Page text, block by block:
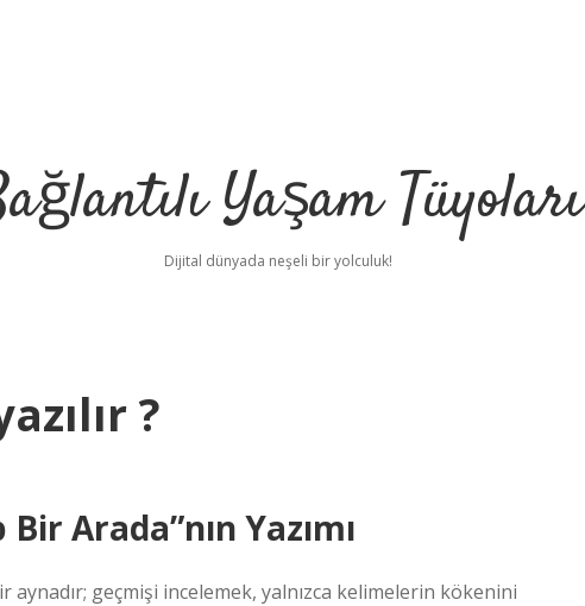
Yaşam Tüyoları
Dijital dünyada neşeli bir yolculuk!
?
Arada”nın Yazımı
aynadır; geçmişi incelemek, yalnızca kelimelerin kökenini